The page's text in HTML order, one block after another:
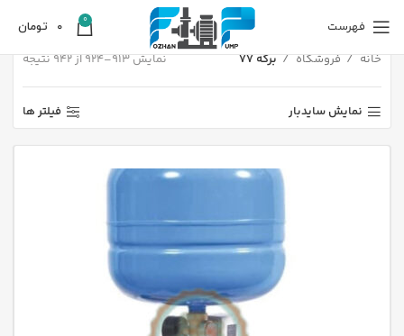
فهرست 0
0 تومان
خانه فروشگاه برگه 77 نمایش 913–924 از 942 نتیجه
نمایش سایدبار فیلتر ها